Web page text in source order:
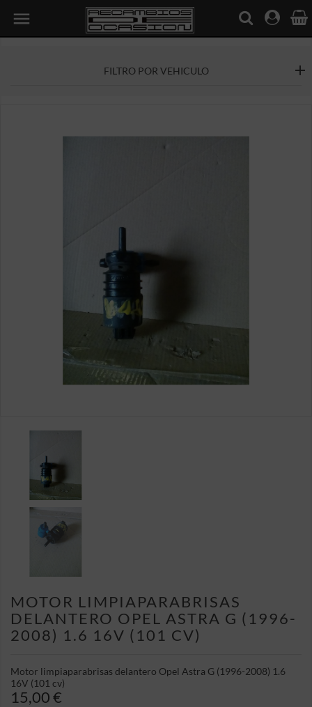

FILTRO POR VEHICULO
MOTOR LIMPIAPARABRISAS
DELANTERO OPEL ASTRA G (1996-
2008) 1.6 16V (101 CV)
Motor limpiaparabrisas delantero Opel Astra G (1996-2008) 1.6
16V (101 cv)
15,00 €